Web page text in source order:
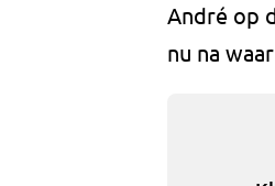
André op
nu na